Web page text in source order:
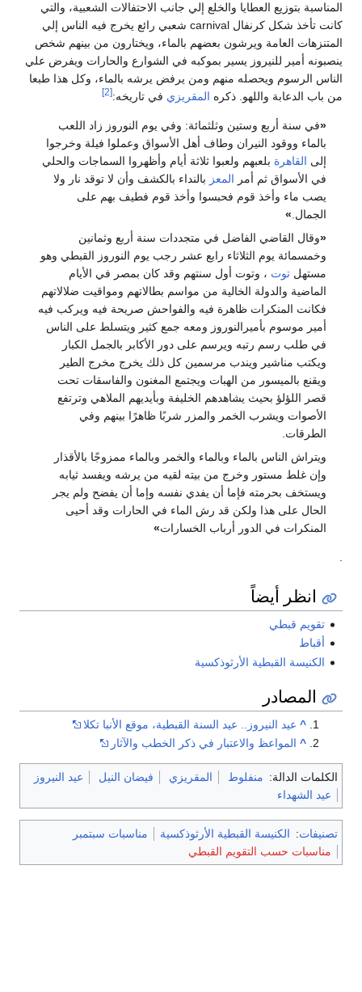
المناسبة بتوزيع العطايا والخلع إلي جانب الاحتفالات الشعبية، والتي
كانت تأخذ شكل كرنفال carnival شعبي رائع يخرج فيه الناس إلي
المتنزهات العامة ويرشون بعضهم بالماء، ويختارون من بينهم شخص
ينصبونه أمير للنيروز يسير بموكبه في الشوارع والحارات ويفرض علي
الناس الرسوم ويحصله منهم ومن يرفض يرشه بالماء، وكل هذا طبعا
من باب الدعابة واللهو. ذكره المقريزي في تاريخه:[2]
«في سنة أربع وستين وثلثمائة‏:‏ وفي يوم النوروز زاد اللعب
بالماء ووقود النيران وطاف أهل الأسواق وعملوا فيلة وخرجوا
إلى القاهرة بلعبهم ولعبوا ثلاثة أيام وأظهروا السماجات والحلي
في الأسواق ثم أمر المعز بالنداء بالكشف وأن لا توقد نار ولا
يصب ماء وأخذ قوم فحبسوا وأخذ قوم فطيف بهم على
الجمال‏.‏»
«وقال القاضي الفاضل في متجددات سنة أربع وثمانين
وخمسمائة يوم الثلاثاء رابع عشر رجب يوم النوروز القبطي وهو
مستهل توت ، وتوت أول سنتهم وقد كان بمصر في الأيام
الماضية والدولة الخالية من مواسم بطالاتهم ومواقيت ضلالاتهم
فكانت المنكرات ظاهرة فيه والفواحش صريحة فيه ويركب فيه
أمير موسوم بأميرالنوروز ومعه جمع كثير ويتسلط على الناس
في طلب رسم رتبه ويرسم على دور الأكابر بالجمل الكبار
ويكتب مناشير ويندب مرسمين كل ذلك يخرج مخرج الطير
ويقنع بالميسور من الهبات ويجتمع المغنون والفاسقات تحت
قصر اللؤلؤ بحيث يشاهدهم الخليفة وبأيديهم الملاهي وترتفع
الأصوات ويشرب الخمر والمزر شربًا ظاهرًا بينهم وفي
الطرقات.
ويتراش الناس بالماء وبالماء والخمر وبالماء ممزوجًا بالأقذار
وإن غلط مستور وخرج من بيته لقيه من يرشه ويفسد ثيابه
ويستخف بحرمته فإما أن يفدي نفسه وإما أن يفضح ولم يجر
الحال على هذا ولكن قد رش الماء في الحارات وقد أحيى
المنكرات في الدور أرباب الخسارات‏»
.
انظر أيضاً
تقويم قبطي
أقباط
الكنيسة القبطية الأرثوذكسية
المصادر
^ عيد النيروز.. عيد السنة القبطية، موقع الأنبا تكلا
^ المواعظ والاعتبار في ذكر الخطب والآثار
الكلمات الدالة: منفلوط المقريزي فيضان النيل
عيد النيروز
عيد الشهداء
تصنيفات: الكنيسة القبطية الأرثوذكسية
مناسبات سبتمبر
مناسبات حسب التقويم القبطي